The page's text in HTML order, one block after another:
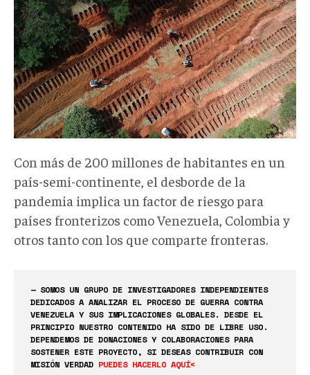
Con más de 200 millones de habitantes en un
país-semi-continente, el desborde de la
pandemia implica un factor de riesgo para
países fronterizos como Venezuela, Colombia y
otros tanto con los que comparte fronteras.
— SOMOS UN GRUPO DE INVESTIGADORES INDEPENDIENTES
DEDICADOS A ANALIZAR EL PROCESO DE GUERRA CONTRA
VENEZUELA Y SUS IMPLICACIONES GLOBALES. DESDE EL
PRINCIPIO NUESTRO CONTENIDO HA SIDO DE LIBRE USO.
DEPENDEMOS DE DONACIONES Y COLABORACIONES PARA
SOSTENER ESTE PROYECTO, SI DESEAS CONTRIBUIR CON
MISIÓN VERDAD PUEDES HACERLO AQUÍ<